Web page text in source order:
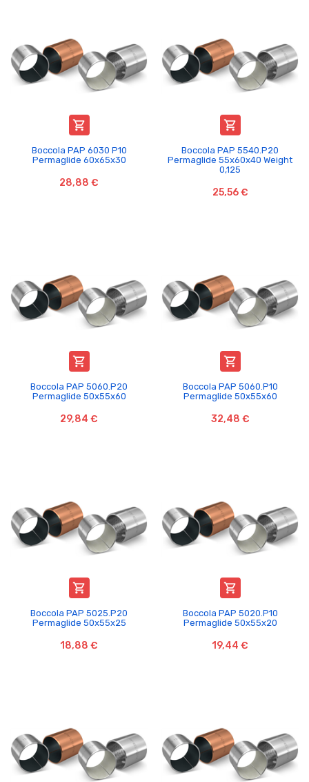

Boccola PAP 6030 P10
Permaglide 60x65x30
28,88 €

Boccola PAP 5540.P20
Permaglide 55x60x40 Weight
0,125
25,56 €

Boccola PAP 5060.P20
Permaglide 50x55x60
29,84 €

Boccola PAP 5060.P10
Permaglide 50x55x60
32,48 €

Boccola PAP 5025.P20
Permaglide 50x55x25
18,88 €

Boccola PAP 5020.P10
Permaglide 50x55x20
19,44 €